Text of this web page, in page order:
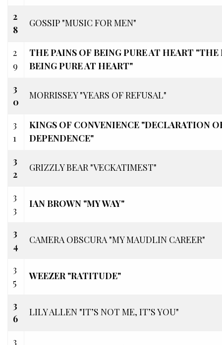
2
8
GOSSIP "MUSIC FOR MEN"
2
9
THE PAINS OF BEING PURE AT HEART "THE
BEING PURE AT HEART"
3
0
MORRISSEY "YEARS OF REFUSAL"
3
1
KINGS OF CONVENIENCE "DECLARATION
DEPENDENCE"
3
2
GRIZZLY BEAR "VECKATIMEST"
3
3
IAN BROWN "MY WAY"
3
4
CAMERA OBSCURA "MY MAUDLIN CAREER"
3
5
WEEZER "RATITUDE"
3
6
LILY ALLEN "IT’S NOT ME, IT’S YOU"
3